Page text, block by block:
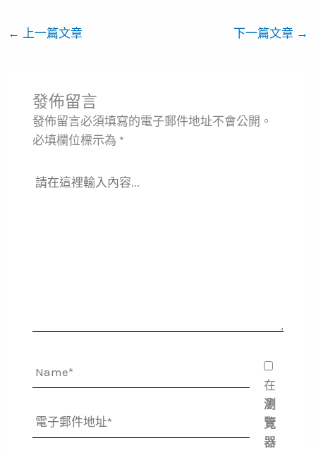
← 上一篇文章 下一篇文章 →
發佈留言
發佈留言必須填寫的電子郵件地址不會公開。
必填欄位標示為 *
請
電
子
在
瀏
覽
器